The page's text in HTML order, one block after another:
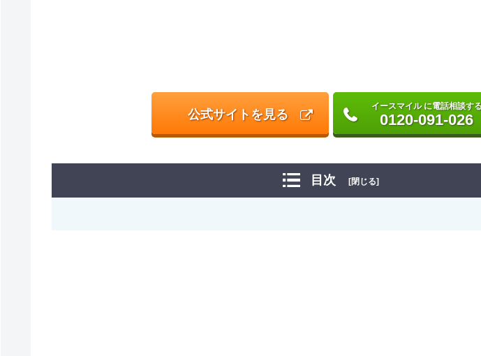
公式サイトを見る
イースマイル に電話相談す
0120-091-026
目次 [閉じる]